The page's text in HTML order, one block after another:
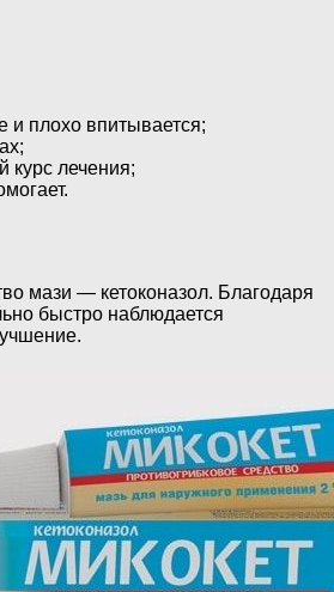
и плохо впитывается;
курс лечения;
мази — кетоконазол. Благодаря
быстро наблюдается